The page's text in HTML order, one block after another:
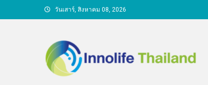
to
วันเสาร์, สิงหาคม 08, 2026